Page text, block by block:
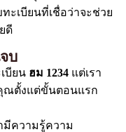
ะเบียนที่เชื่อว่าจะช่วย
ดี
บ
บียน ฮม 1234 แต่เรา
ณตั้งแต่ขั้นตอนแรก
มีความรู้ความ